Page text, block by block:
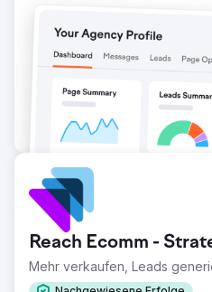
Reach Ecomm -
Mehr verkaufen, Leads